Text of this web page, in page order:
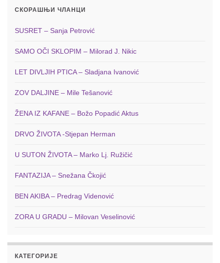
СКОРАШЊИ ЧЛАНЦИ
SUSRET – Sanja Petrović
SAMO OČI SKLOPIM – Milorad J. Nikic
LET DIVLJIH PTICA – Sladjana Ivanović
ZOV DALJINE – Mile Tešanović
ŽENA IZ KAFANE – Božo Popadić Aktus
DRVO ŽIVOTA -Stjepan Herman
U SUTON ŽIVOTA – Marko Lj. Ružičić
FANTAZIJA – Snežana Čkojić
BEN AKIBA – Predrag Videnović
ZORA U GRADU – Milovan Veselinović
КАТЕГОРИЈЕ